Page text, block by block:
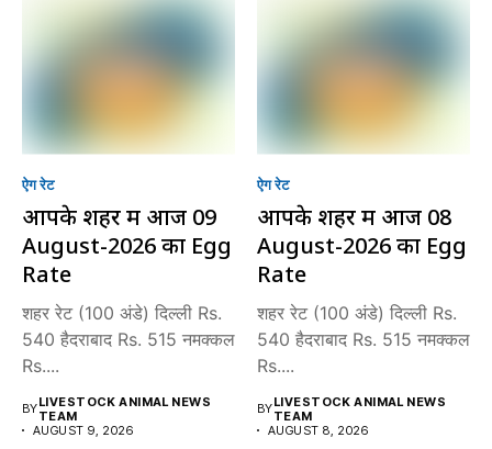
ऐग रेट
आपके शहर में आज 09
August-2026 का Egg
Rate
शहर रेट (100 अंडे) दिल्ली Rs.
540 हैदराबाद Rs. 515 नमक्कल
Rs....
BYLIVESTOCK ANIMAL NEWS
TEAM
AUGUST 9, 2026
ऐग रेट
आपके शहर में आज 08
August-2026 का Egg
Rate
शहर रेट (100 अंडे) दिल्ली Rs.
540 हैदराबाद Rs. 515 नमक्कल
Rs....
BYLIVESTOCK ANIMAL NEWS
TEAM
AUGUST 8, 2026